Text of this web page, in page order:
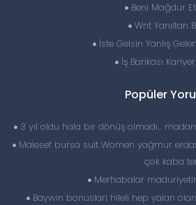
Beni Mağdur
Wnt Yanıltan
İste Gelsin Yanlış
İş Bankası
Popüler
3 yıl oldu hala bir dönüş olmadı…
Malesef bursa suit Women yağmur
çok kaba
Merhabalar
Baywin bonuslari hileli hep yalan